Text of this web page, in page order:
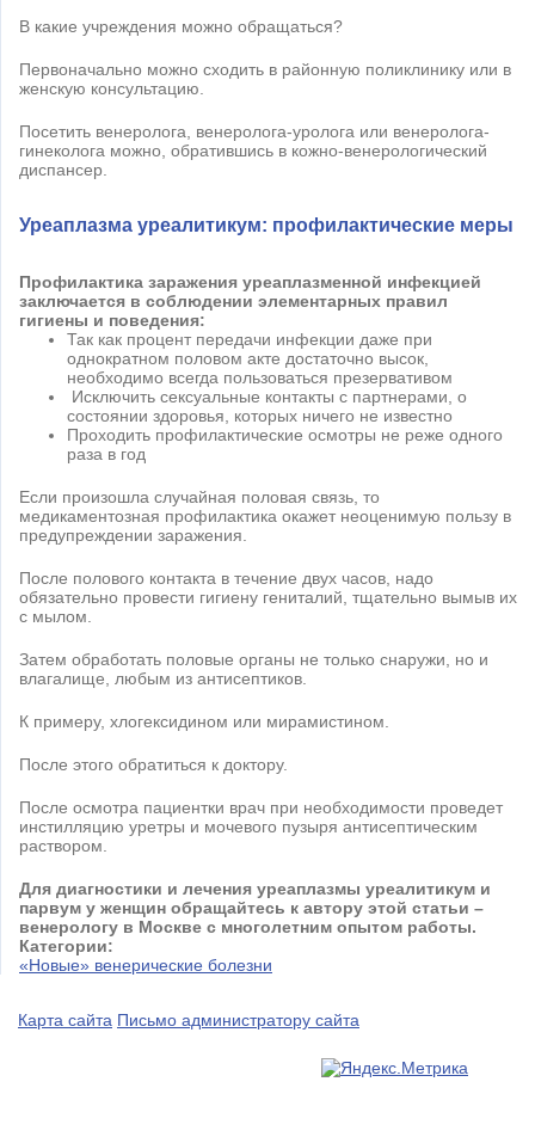
В какие учреждения можно обращаться?
Первоначально можно сходить в районную поликлинику или в
женскую консультацию.
Посетить венеролога, венеролога-уролога или венеролога-
гинеколога можно, обратившись в кожно-венерологический
диспансер.
Уреаплазма уреалитикум: профилактические меры
Профилактика заражения уреаплазменной инфекцией
заключается в соблюдении элементарных правил
гигиены и поведения:
Так как процент передачи инфекции даже при
однократном половом акте достаточно высок,
необходимо всегда пользоваться презервативом
Исключить сексуальные контакты с партнерами, о
состоянии здоровья, которых ничего не известно
Проходить профилактические осмотры не реже одного
раза в год
Если произошла случайная половая связь, то
медикаментозная профилактика окажет неоценимую пользу в
предупреждении заражения.
После полового контакта в течение двух часов, надо
обязательно провести гигиену гениталий, тщательно вымыв их
с мылом.
Затем обработать половые органы не только снаружи, но и
влагалище, любым из антисептиков.
К примеру, хлогексидином или мирамистином.
После этого обратиться к доктору.
После осмотра пациентки врач при необходимости проведет
инстилляцию уретры и мочевого пузыря антисептическим
раствором.
Для диагностики и лечения уреаплазмы уреалитикум и
парвум у женщин обращайтесь к автору этой статьи –
венерологу в Москве с многолетним опытом работы.
Категории:
«Новые» венерические болезни
Карта сайта Письмо администратору сайта